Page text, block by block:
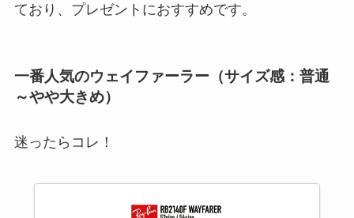
ており、プレゼントにおすすめです。
一番人気のウェイファーラー（サイズ感：普通
～やや大きめ）
迷ったらコレ！